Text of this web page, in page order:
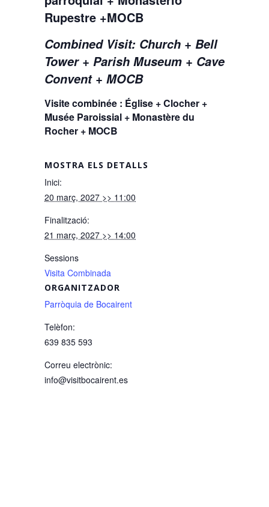
Rupestre +MOCB
Combined Visit: Church + Bell
Tower + Parish Museum + Cave
Convent + MOCB
Visite combinée : Église + Clocher +
Musée Paroissial + Monastère du
Rocher + MOCB
MOSTRA ELS DETALLS
Inici:
20 març, 2027 >> 11:00
Finalització:
21 març, 2027 >> 14:00
Sessions
Visita Combinada
ORGANITZADOR
Parròquia de Bocairent
Telèfon:
639 835 593
Correu electrònic:
info@visitbocairent.es